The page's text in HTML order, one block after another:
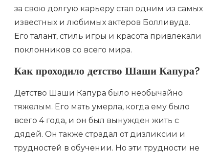
за свою долгую карьеру стал одним из самых
известных и любимых актеров Болливуда.
Его талант, стиль игры и красота привлекали
поклонников со всего мира.
Как проходило детство Шаши Капура?
Детство Шаши Капура было необычайно
тяжелым. Его мать умерла, когда ему было
всего 4 года, и он был вынужден жить с
дядей. Он также страдал от дизликсии и
трудностей в обучении. Но эти трудности не